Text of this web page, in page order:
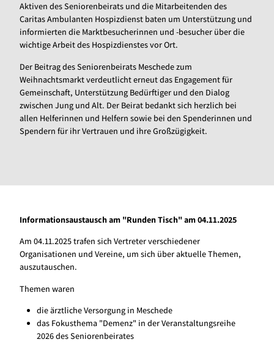
Aktiven des Seniorenbeirats und die Mitarbeitenden des
Caritas Ambulanten Hospizdienst baten um Unterstützung und
informierten die Marktbesucherinnen und -besucher über die
wichtige Arbeit des Hospizdienstes vor Ort.
Der Beitrag des Seniorenbeirats Meschede zum
Weihnachtsmarkt verdeutlicht erneut das Engagement für
Gemeinschaft, Unterstützung Bedürftiger und den Dialog
zwischen Jung und Alt. Der Beirat bedankt sich herzlich bei
allen Helferinnen und Helfern sowie bei den Spenderinnen und
Spendern für ihr Vertrauen und ihre Großzügigkeit.
Informationsaustausch am "Runden Tisch" am 04.11.2025
Am 04.11.2025 trafen sich Vertreter verschiedener
Organisationen und Vereine, um sich über aktuelle Themen,
auszutauschen.
Themen waren
die ärztliche Versorgung in Meschede
das Fokusthema "Demenz" in der Veranstaltungsreihe
2026 des Seniorenbeirates